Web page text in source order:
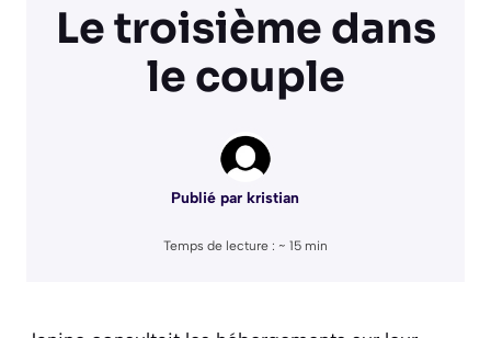
Le troisième dans
le couple
Publié par kristian
Temps de lecture : ~ 15 min